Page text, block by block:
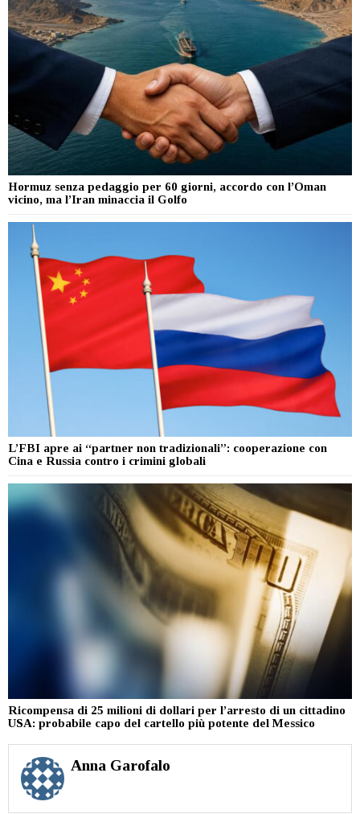
Hormuz senza pedaggio per 60 giorni, accordo con l’Oman
vicino, ma l’Iran minaccia il Golfo
L’FBI apre ai “partner non tradizionali”: cooperazione con
Cina e Russia contro i crimini globali
Ricompensa di 25 milioni di dollari per l’arresto di un cittadino
USA: probabile capo del cartello più potente del Messico
Anna Garofalo